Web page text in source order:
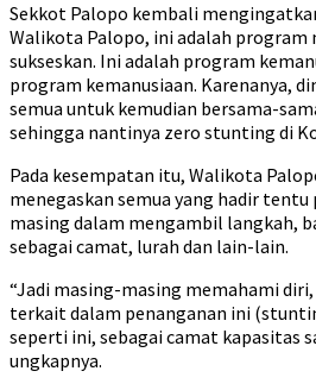
Sekkot Palopo kembali
Walikota Palopo, ini adalah program
sukseskan. Ini adalah program
program kemanusiaan. Karenanya,
semua untuk kemudian bersama-
sehingga nantinya zero stunting di
Pada kesempatan itu, Walikota
menegaskan semua yang hadir
masing dalam mengambil langkah,
sebagai camat, lurah dan lain-lain.
“Jadi masing-masing memahami
terkait dalam penanganan ini
seperti ini, sebagai camat kapasitas
ungkapnya.